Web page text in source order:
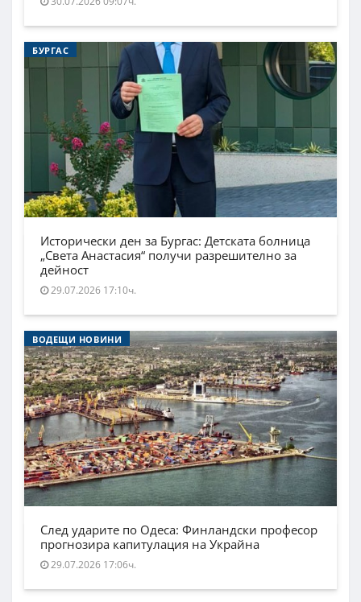
БУРГАС
Исторически ден за Бургас: Детската болница
„Света Анастасия“ получи разрешително за
дейност
29.07.2026 17:10ч.
ВОДЕЩИ НОВИНИ
След ударите по Одеса: Финландски професор
прогнозира капитулация на Украйна
29.07.2026 17:06ч.